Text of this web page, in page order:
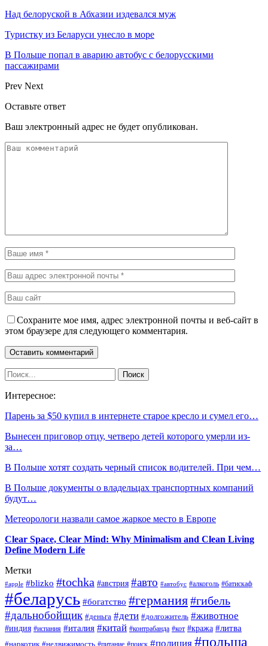
Над белоруской в Абхазии издевался муж
Туристку из Беларуси унесло в море
В Польше попал в аварию автобус с белорусскими
пассажирами
Prev Next
Оставьте ответ
Ваш электронный адрес не будет опубликован.
Сохраните мое имя, адрес электронной почты и веб-сайт в
этом браузере для следующего комментария.
Интересное:
Парень за $50 купил в интернете старое кресло и сумел его…
Вынесен приговор отцу, четверо детей которого умерли из-
за…
В Польше хотят создать черный список водителей. При чем…
В Польше документы о владельцах транспортных компаний
будут…
Метеорологи назвали самое жаркое место в Европе
Clear Space, Clear Mind: Why Minimalism and Clean Living
Define Modern Life
Метки
#apple #blizko #tochka #австрия #авто #автобус #алкоголь #батискаф
#беларусь #богатство #германия#гибель
#дальнобойщик #деньга #дети #долгожитель #животное
#индия #испания #италия #китай #контрабанда #кот #кража #литва
#наркотик #полиция #польша